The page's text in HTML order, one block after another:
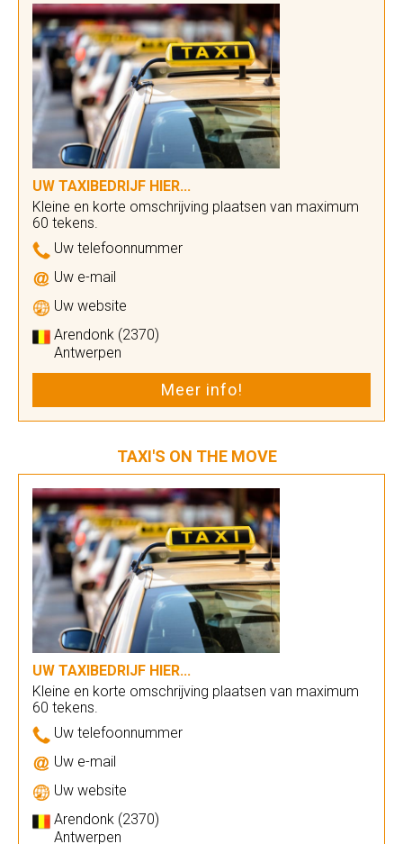
UW TAXIBEDRIJF HIER...
Kleine en korte omschrijving plaatsen van maximum
60 tekens.
Uw telefoonnummer
Uw e-mail
Uw website
Arendonk (2370)
Antwerpen
Meer info!
TAXI'S ON THE MOVE
UW TAXIBEDRIJF HIER...
Kleine en korte omschrijving plaatsen van maximum
60 tekens.
Uw telefoonnummer
Uw e-mail
Uw website
Arendonk (2370)
Antwerpen